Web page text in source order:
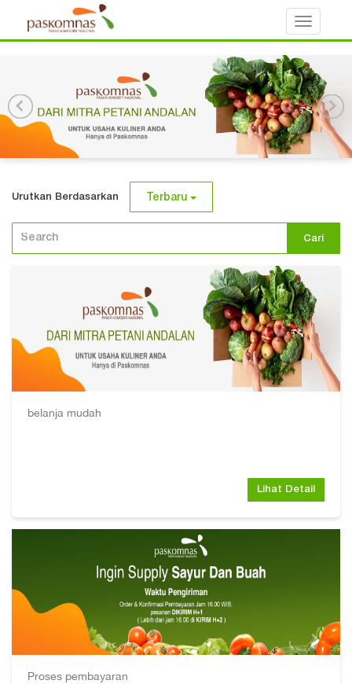
Toggle
Urutkan Berdasarkan Terbaru
Cari
belanja mudah
Lihat Detail
Proses pembayaran